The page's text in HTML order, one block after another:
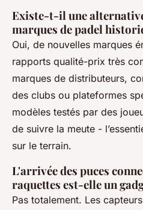
Existe-t-il une
marques de padel
Oui, de nouvelles marques
rapports qualité-prix très
marques de distributeurs,
des clubs ou plateformes
modèles testés par des
de suivre la meute -
sur le terrain.
L'arrivée des puces
raquettes est-elle un
Pas totalement. Les